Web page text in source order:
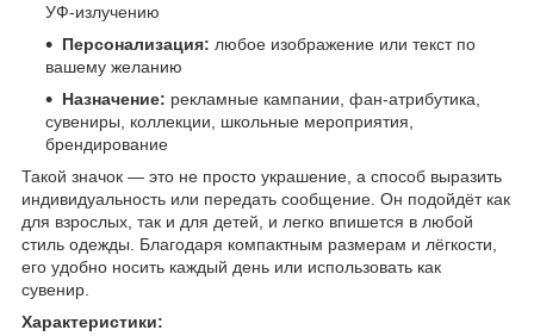
УФ-излучению
Персонализация: любое изображение или текст по
вашему желанию
Назначение: рекламные кампании, фан-атрибутика,
сувениры, коллекции, школьные мероприятия,
брендирование
Такой значок — это не просто украшение, а способ выразить
индивидуальность или передать сообщение. Он подойдёт как
для взрослых, так и для детей, и легко впишется в любой
стиль одежды. Благодаря компактным размерам и лёгкости,
его удобно носить каждый день или использовать как
сувенир.
Характеристики: